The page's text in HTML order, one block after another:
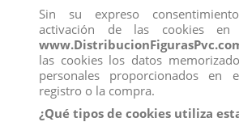
CACHORRO GOLDEN RETRIEVER
View
Sin su expreso
activación de las cookies en
las cookies los datos
personales proporcionados en
registro o la compra.
¿Qué tipos de cookies utiliza